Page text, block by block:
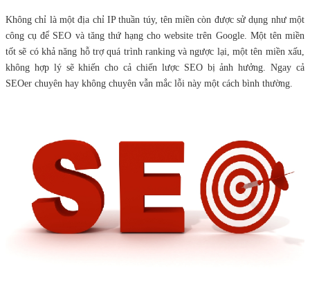
Không chỉ là một địa chỉ IP thuần túy, tên miền còn được sử dụng như một
công cụ để SEO và tăng thứ hạng cho website trên Google. Một tên miền
tốt sẽ có khả năng hỗ trợ quá trình ranking và ngược lại, một tên miền xấu,
không hợp lý sẽ khiến cho cả chiến lược SEO bị ảnh hưởng. Ngay cả
SEOer chuyên hay không chuyên vẫn mắc lỗi này một cách bình thường.